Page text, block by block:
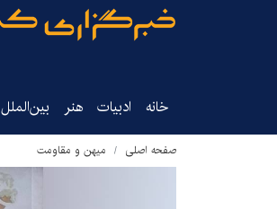
خانه ادبیات هنر بین‌الملل
صفحه اصلی میهن و مقاومت